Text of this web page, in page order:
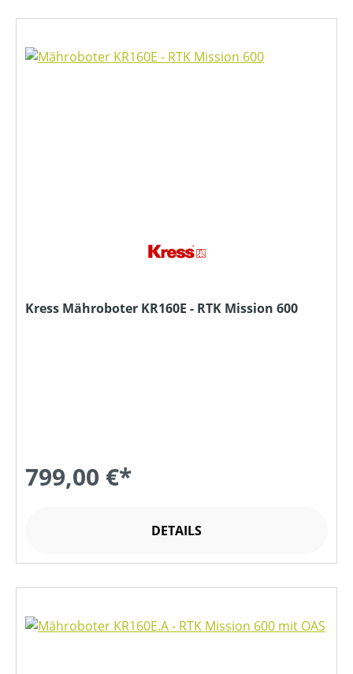
Kress Mähroboter KR160E - RTK Mission 600
799,00 €*
DETAILS